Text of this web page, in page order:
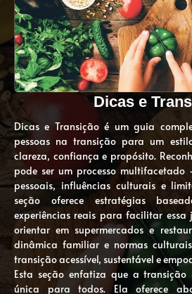
Dicas e
Dicas e Transição é um guia
pessoas na transição para um
clareza, confiança e propósito.
pode ser um processo
pessoais, influências culturais e
seção oferece estratégias
experiências reais para facilitar essa
orientar em supermercados e
dinâmica familiar e normas
transição acessível, sustentável e
Esta seção enfatiza que a transição
única para todos. Ela oferece